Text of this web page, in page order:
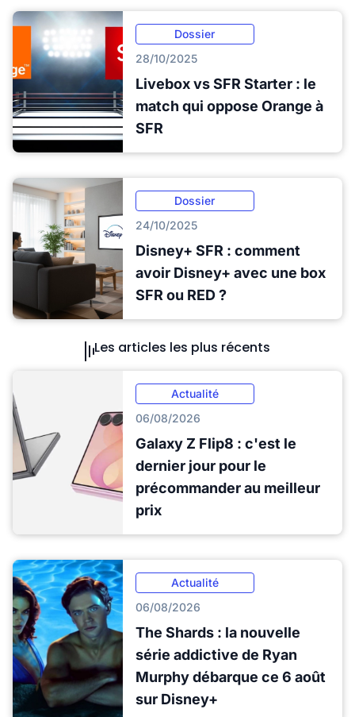
Dossier
28/10/2025
Livebox vs SFR Starter : le
match qui oppose Orange à
SFR
Dossier
24/10/2025
Disney+ SFR : comment
avoir Disney+ avec une box
SFR ou RED ?
Les articles les plus récents
Actualité
06/08/2026
Galaxy Z Flip8 : c'est le
dernier jour pour le
précommander au meilleur
prix
Actualité
06/08/2026
The Shards : la nouvelle
série addictive de Ryan
Murphy débarque ce 6 août
sur Disney+